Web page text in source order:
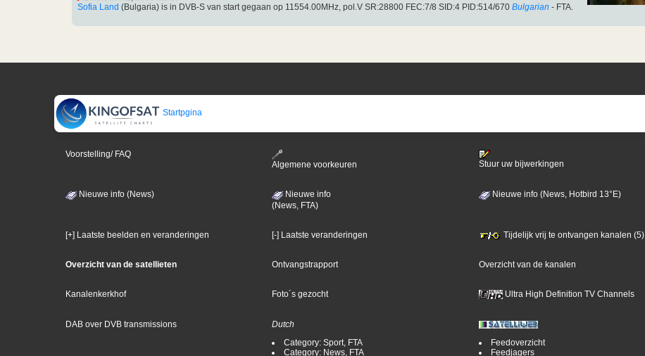
Sofia Land (Bulgaria) is in DVB-S van start gegaan op 11554.00MHz, pol.V SR:28800 FEC:7/8 SID:4 PID:514/670 Bulgarian - FTA.
Startpgina
Voorstelling/ FAQ
Algemene voorkeuren
Stuur uw bijwerkingen
Nieuwe info (News)
Nieuwe info
(News, FTA)
Nieuwe info (News, Hotbird 13°E)
[+] Laatste beelden en veranderingen [-] Laatste veranderingen Tijdelijk vrij te ontvangen kanalen (5)
Overzicht van de satellieten Ontvangstrapport Overzicht van de kanalen
Kanalenkerkhof Foto´s gezocht Ultra High Definition TV Channels
DAB over DVB transmissions
Dutch
Category: Sport, FTA
Category: News, FTA
Feedoverzicht
Feedjagers